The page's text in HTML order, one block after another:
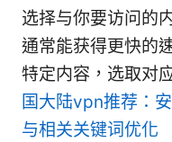
选择与你要访问的
通常能获得更快的
特定内容，选取对
国大陆vpn推荐：
与相关关键词优化